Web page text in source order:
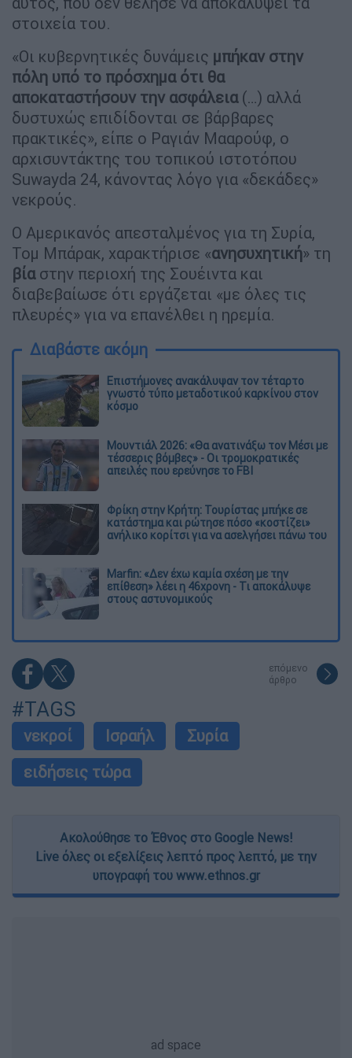
στοιχεία του.
«Οι κυβερνητικές δυνάμεις μπήκαν στην
πόλη υπό το πρόσχημα ότι θα
αποκαταστήσουν την ασφάλεια(…) αλλά
δυστυχώς επιδίδονται σε βάρβαρες
πρακτικές», είπε ο Ραγιάν Μααρούφ, ο
αρχισυντάκτης του τοπικού ιστοτόπου
Suwayda 24, κάνοντας λόγο για «δεκάδες»
νεκρούς.
Ο Αμερικανός απεσταλμένος για τη Συρία,
Τομ Μπάρακ, χαρακτήρισε «ανησυχητική» τη
βίαστην περιοχή της Σουέιντα και
διαβεβαίωσε ότι εργάζεται «με όλες τις
πλευρές» για να επανέλθει η ηρεμία.
Διαβάστε ακόμη
Επιστήμονες ανακάλυψαν τον τέταρτο
γνωστό τύπο μεταδοτικού καρκίνου στον
κόσμο
Μουντιάλ 2026: «Θα ανατινάξω τον Μέσι με
τέσσερις βόμβες» - Οι τρομοκρατικές
απειλές που ερεύνησε το FBI
Φρίκη στην Κρήτη: Τουρίστας μπήκε σε
κατάστημα και ρώτησε πόσο «κοστίζει»
ανήλικο κορίτσι για να ασελγήσει πάνω του
Marfin: «Δεν έχω καμία σχέση με την
επίθεση» λέει η 46χρονη - Τι αποκάλυψε
στους αστυνομικούς
επόμενο
άρθρο
#TAGS
νεκροί Ισραήλ
Συρία
ειδήσεις τώρα
Ακολούθησε το Έθνος στο Google News!
Live όλες οι εξελίξεις λεπτό προς λεπτό, με την
υπογραφή του www.ethnos.gr